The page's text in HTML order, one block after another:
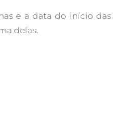
e a data do início das
delas.